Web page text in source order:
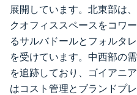
展開しています。北東部は
クオフィススペースをコワ
るサルバドールとフォルタ
を受けています。中西部の
を追跡しており、ゴイアニ
はコスト管理とブランドプ